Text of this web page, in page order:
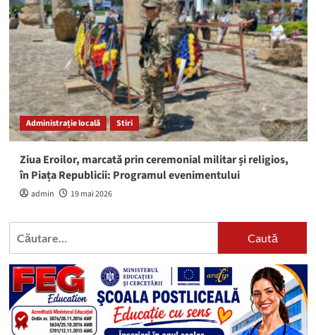
Administrație locală Stiri
Ziua Eroilor, marcată prin ceremonial militar și religios,
în Piața Republicii: Programul evenimentului
admin 19 mai 2026
Caută